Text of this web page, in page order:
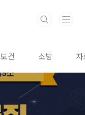
보건 소방